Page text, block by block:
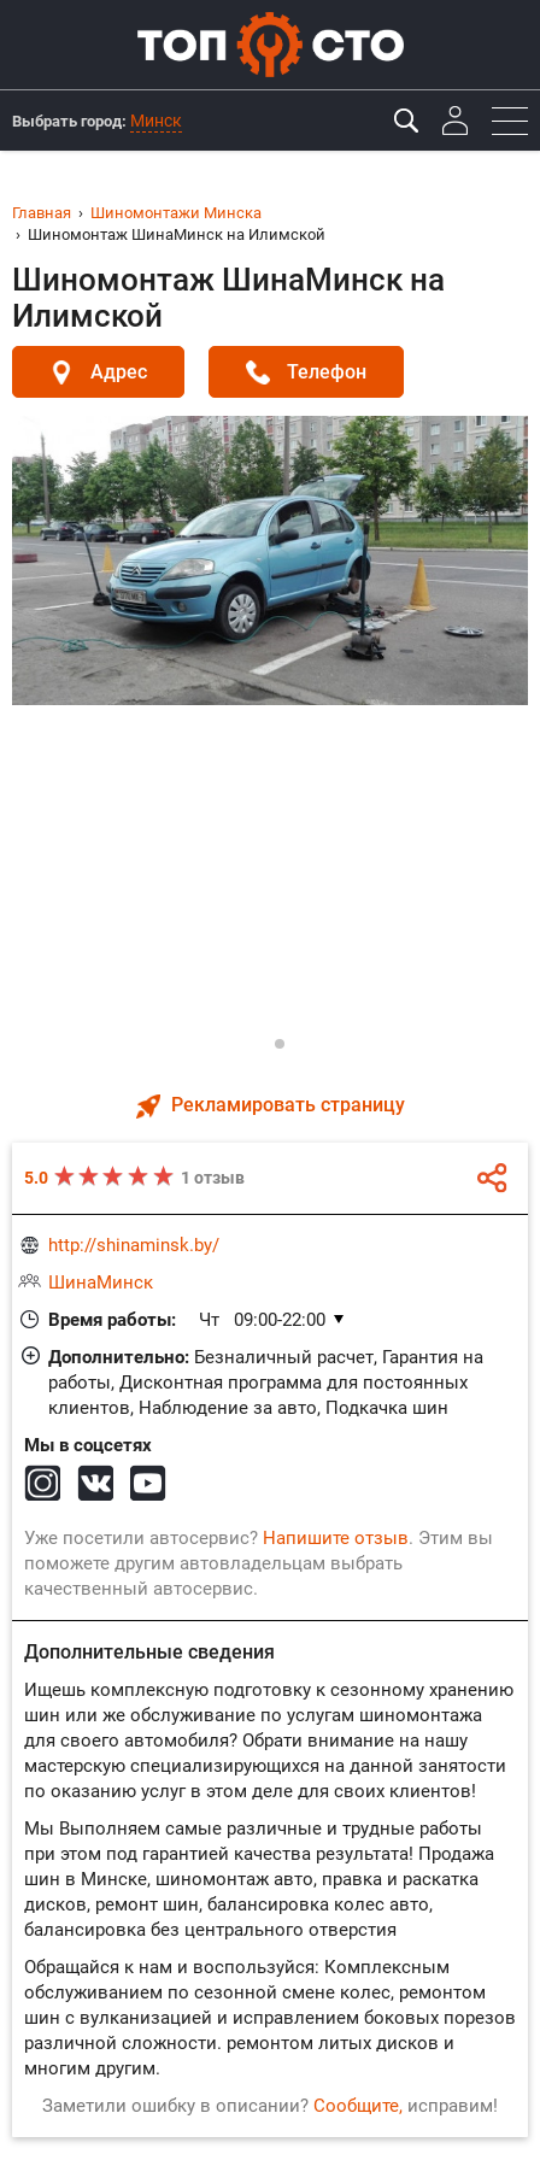
Выбрать город: Минск
Главная
Шиномонтажи Минска
Шиномонтаж ШинаМинск на Илимской
Шиномонтаж ШинаМинск на
Илимской
Адрес Телефон
Рекламировать страницу
5.0 1 отзыв
http://shinaminsk.by/
ШинаМинск
Время работы:
Чт
09:00-22:00
Пт
09:00-22:00
Сб
09:00-22:00
Вс
09:00-22:00
Дополнительно: Безналичный расчет, Гарантия на
работы, Дисконтная программа для постоянных
клиентов, Наблюдение за авто, Подкачка шин
Мы в соцсетях
Уже посетили автосервис? Напишите отзыв. Этим вы
поможете другим автовладельцам выбрать
качественный автосервис.
Дополнительные сведения
Ищешь комплексную подготовку к сезонному хранению
шин или же обслуживание по услугам шиномонтажа
для своего автомобиля? Обрати внимание на нашу
мастерскую специализирующихся на данной занятости
по оказанию услуг в этом деле для своих клиентов!
Мы Выполняем самые различные и трудные работы
при этом под гарантией качества результата! Продажа
шин в Минске, шиномонтаж авто, правка и раскатка
дисков, ремонт шин, балансировка колес авто,
балансировка без центрального отверстия
Обращайся к нам и воспользуйся: Комплексным
обслуживанием по сезонной смене колес, ремонтом
шин с вулканизацией и исправлением боковых порезов
различной сложности. ремонтом литых дисков и
многим другим.
Заметили ошибку в описании? Сообщите, исправим!